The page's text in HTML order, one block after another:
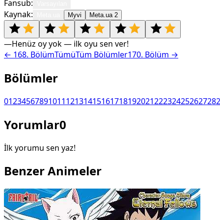
Fansub:
Kaynak: Myvi Meta.ua 2
—Henüz oy yok — ilk oyu sen ver!
← 168. BölümTümüTüm Bölümler170. Bölüm →
Bölümler
012345678910111213141516171819202122232425262728
Yorumlar0
İlk yorumu sen yaz!
Benzer Animeler